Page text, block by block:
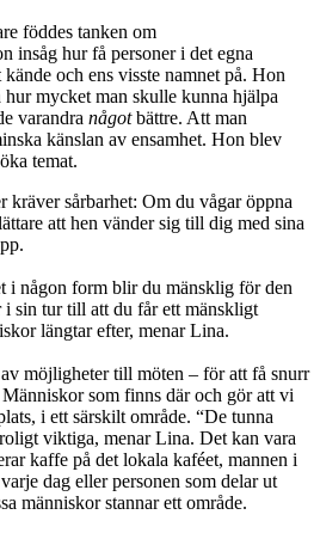
föddes tanken om
insåg hur få personer i det egna
och ens visste namnet på. Hon
mycket man skulle kunna hjälpa
varandra någotbättre. Att man
känslan av ensamhet. Hon blev
temat.
sårbarhet: Om du vågar öppna
att hen vänder sig till dig med sina
i någon form blir du mänsklig för den
i sin tur till att du får ett mänskligt
längtar efter, menar Lina.
möjligheter till möten – för att få snurr
som finns där och gör att vi
i ett särskilt område. “De tunna
viktiga, menar Lina. Det kan vara
kaffe på det lokala kaféet, mannen i
dag eller personen som delar ut
människor stannar ett område.